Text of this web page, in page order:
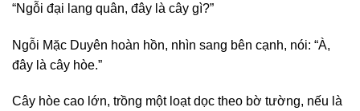
“Ngỗi đại lang quân, đây là cây gì?”
Ngỗi Mặc Duyên hoàn hồn, nhìn sang bên cạnh, nói: “À,
đây là cây hòe.”
Cây hòe cao lớn, trồng một loạt dọc theo bờ tường, nếu là